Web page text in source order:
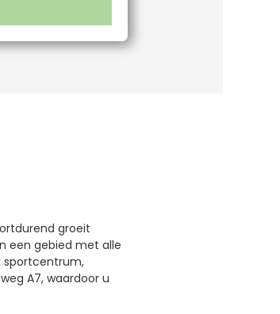
groeit
een gebied met alle
sportcentrum,
A7, waardoor u